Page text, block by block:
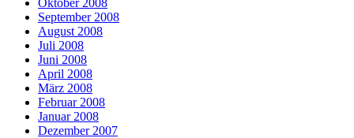
Oktober 2008
September 2008
August 2008
Juli 2008
Juni 2008
April 2008
März 2008
Februar 2008
Januar 2008
Dezember 2007